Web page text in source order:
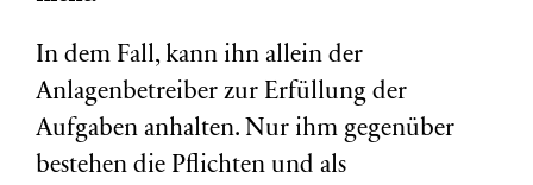
In dem Fall, kann ihn allein der
Anlagenbetreiber zur Erfüllung der
Aufgaben anhalten. Nur ihm gegenüber
bestehen die Pflichten und als